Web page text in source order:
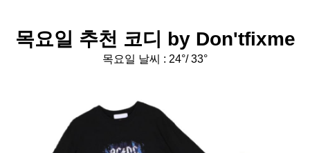
목요일 추천 코디 by Don'tfixme
목요일 날씨 : 24°/ 33°